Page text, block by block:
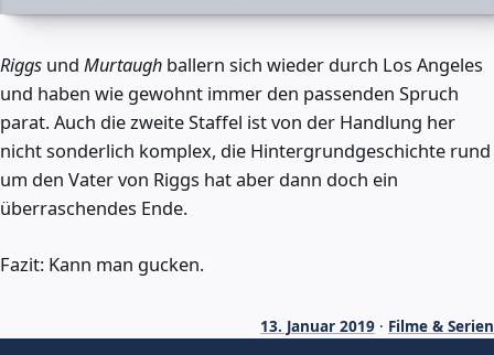
Riggs und Murtaugh ballern sich wieder durch Los Angeles
und haben wie gewohnt immer den passenden Spruch
parat. Auch die zweite Staffel ist von der Handlung her
nicht sonderlich komplex, die Hintergrundgeschichte rund
um den Vater von Riggs hat aber dann doch ein
überraschendes Ende.
Fazit: Kann man gucken.
13. Januar 2019 · Filme & Serien